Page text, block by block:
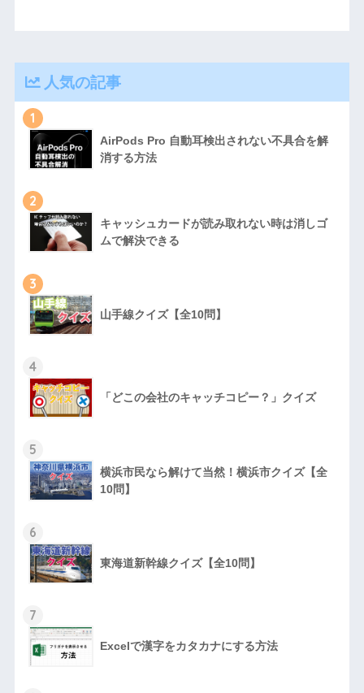
人気の記事
1
AirPods Pro 自動耳検出されない不具合を解
消する方法
2
キャッシュカードが読み取れない時は消しゴ
ムで解決できる
3
山手線クイズ【全10問】
4
「どこの会社のキャッチコピー？」クイズ
5
横浜市民なら解けて当然！横浜市クイズ【全
10問】
6
東海道新幹線クイズ【全10問】
7
Excelで漢字をカタカナにする方法